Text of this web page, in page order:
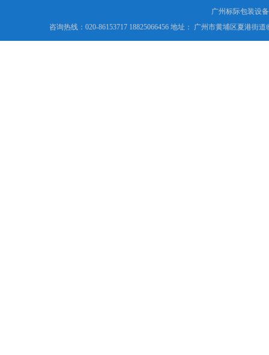
广州标际包装设
咨询热线：020-86153717 18825066456 地址： 广州市黄埔区夏港街